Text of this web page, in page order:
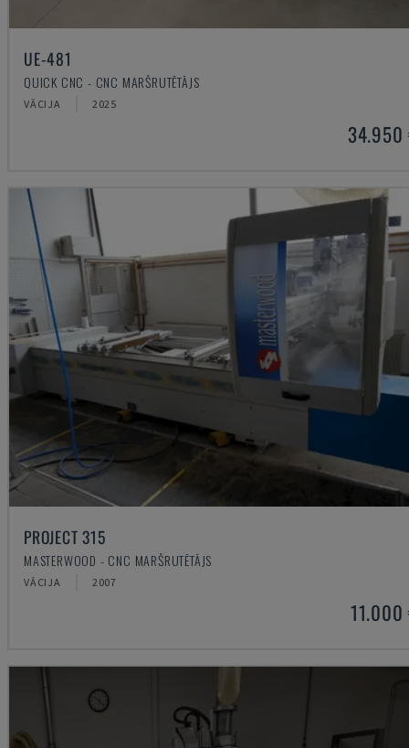
UE-481
QUICK CNC - CNC MARŠRUTĒTĀJS
VĀCIJA 2025
34.950
PROJECT 315
MASTERWOOD - CNC MARŠRUTĒTĀJS
VĀCIJA 2007
11.000